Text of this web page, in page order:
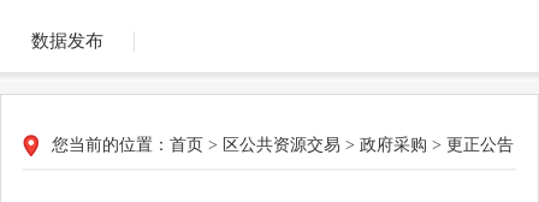
数据发布
您当前的位置： 首页 > 区公共资源交易 > 政府采购 > 更正公告